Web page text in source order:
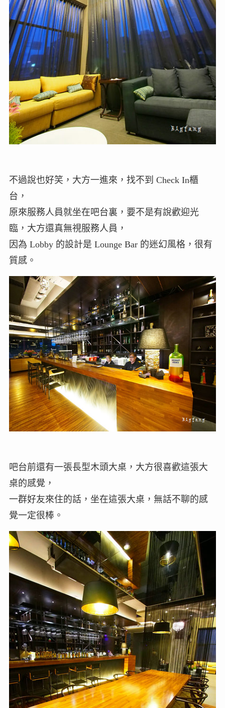
不過說也好笑，大方一進來，找不到 Check In櫃
台，
原來服務人員就坐在吧台裏，要不是有說歡迎光
臨，大方還真無視服務人員，
因為 Lobby 的設計是 Lounge Bar 的迷幻風格，很有
質感。
吧台前還有一張長型木頭大桌，大方很喜歡這張大
桌的感覺，
一群好友來住的話，坐在這張大桌，無話不聊的感
覺一定很棒。